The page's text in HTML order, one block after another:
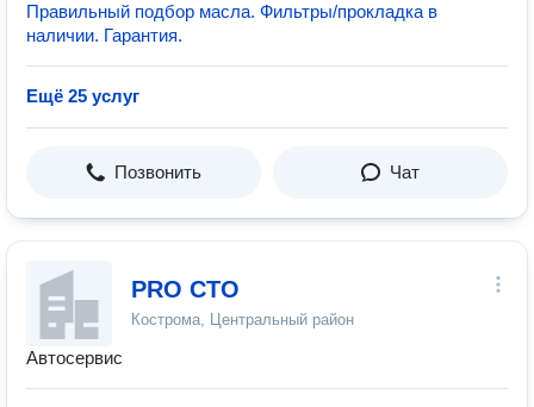
Правильный подбор масла. Фильтры/прокладка в
наличии. Гарантия.
Ещё 25 услуг
Позвонить Чат
PRO CTO
Кострома, Центральный район
Автосервис